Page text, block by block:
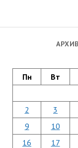
Пн Вт
2
3
9
10
16
17